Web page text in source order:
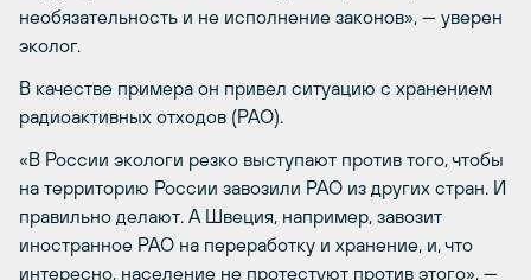
необязательность и не исполнение законов», — уверен
эколог.
В качестве примера он привел ситуацию с хранением
радиоактивных отходов (РАО).
«В России экологи резко выступают против того, чтобы
на территорию России завозили РАО из других стран. И
правильно делают. А Швеция, например, завозит
иностранное РАО на переработку и хранение, и, что
интересно, население не протестуют против этого», —